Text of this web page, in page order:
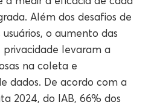
Além dos desafios de
o aumento das
levaram a
na coleta e
dados. De acordo com a
2024, do IAB, 66% dos